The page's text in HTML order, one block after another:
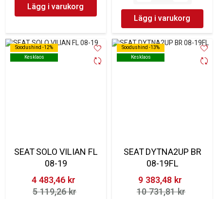
Lägg i varukorg
Lägg i varukorg
Soodushind -12%
Kesklaos
Soodushind -12%
Kesklaos
SEAT SOLO VILIAN FL
08-19
4 483,46 kr‎
5 119,26 kr‎
Soodushind -13%
Kesklaos
Soodushind -13%
Kesklaos
SEAT DYTNA2UP BR
08-19FL
9 383,48 kr‎
10 731,81 kr‎